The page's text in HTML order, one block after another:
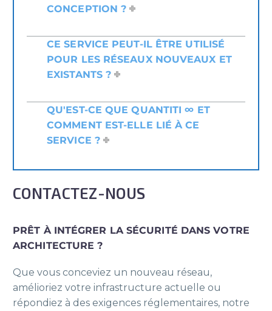
CONCEPTION ?
CE SERVICE PEUT-IL ÊTRE UTILISÉ
POUR LES RÉSEAUX NOUVEAUX ET
EXISTANTS ?
QU'EST-CE QUE QUANTITI ∞ ET
COMMENT EST-ELLE LIÉ À CE
SERVICE ?
CONTACTEZ-NOUS
PRÊT À INTÉGRER LA SÉCURITÉ DANS VOTRE
ARCHITECTURE ?
Que vous conceviez un nouveau réseau,
amélioriez votre infrastructure actuelle ou
répondiez à des exigences réglementaires, notre